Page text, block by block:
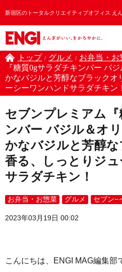
新宿区のトータルクリエイティブオフィス え
トップ / グルメ / お弁当・お
『糖質0gサラダチキンバー バ
かなバジルと芳醇なブラックオ
ーシーワンハンドサラダチキン！
セブンプレミアム
ンバー バジル＆オ
かなバジルと芳醇
香る、しっとりジ
サラダチキン！
お弁当・お惣菜 グルメ セブン−
2023年03月19日 00:02
こんにちは、ENGI MAG編集部